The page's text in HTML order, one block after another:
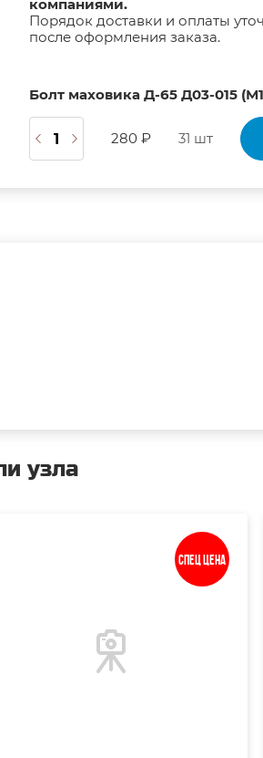
компаниями.
Порядок доставки и оплаты
после оформления заказа.
Болт маховика Д-65 Д03-015
280 ₽ 31 шт
узла
Спец цена